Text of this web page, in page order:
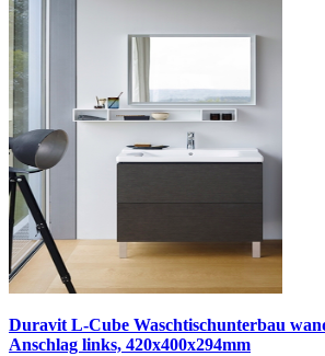
Duravit L-Cube Waschtischunterbau
Anschlag links, 420x400x294mm